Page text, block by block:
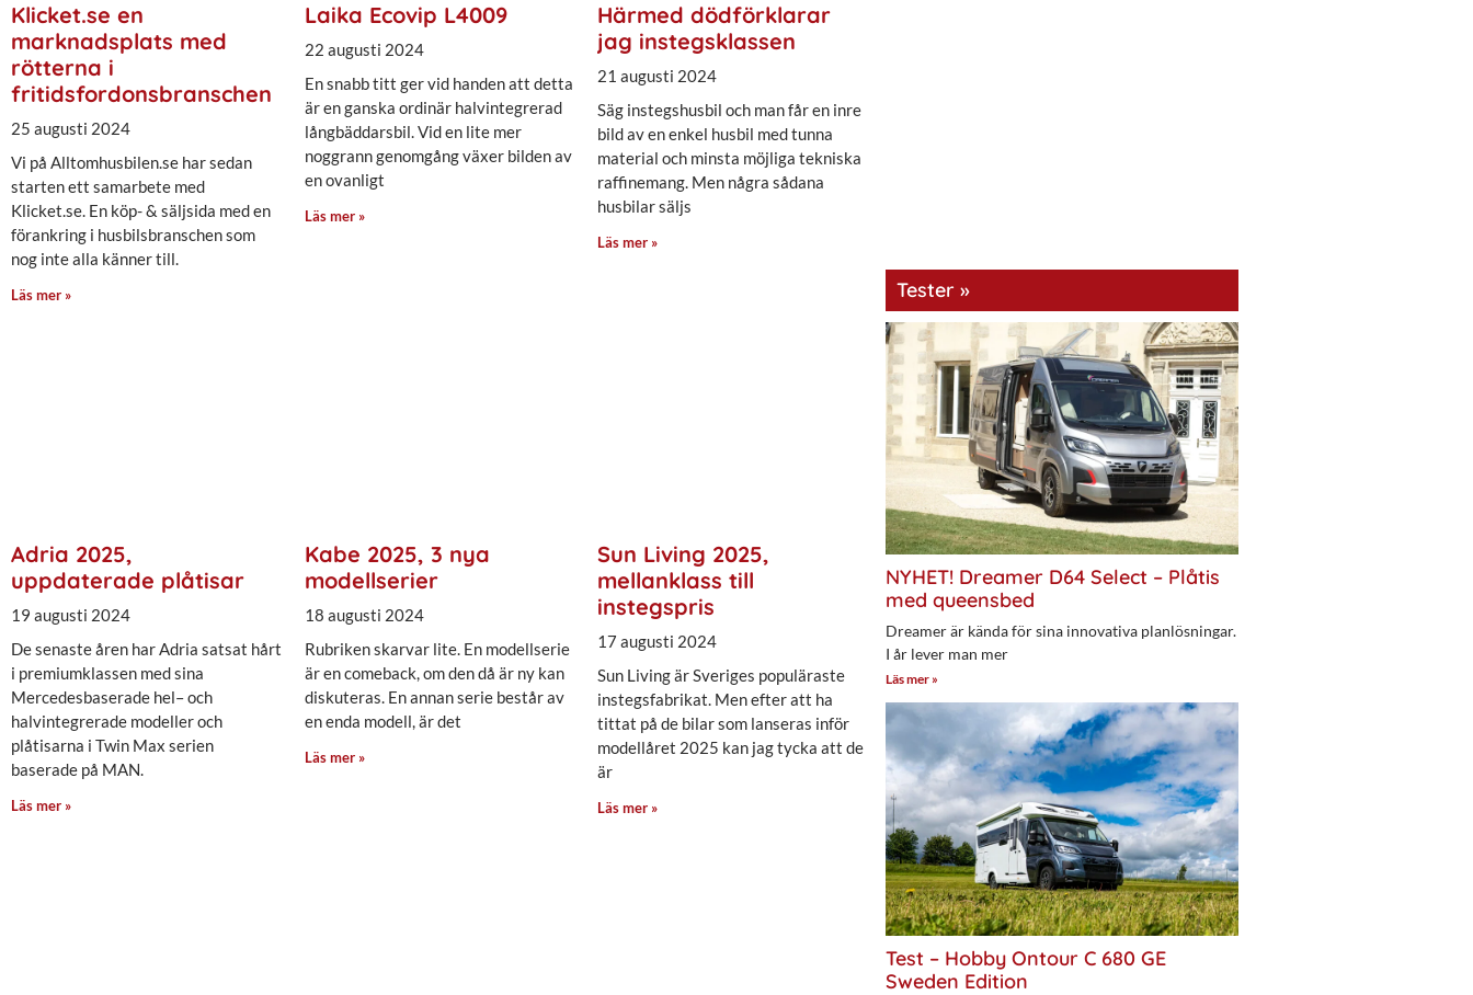
Klicket.se en
marknadsplats med
rötterna i
fritidsfordonsbranschen
25 augusti 2024
Vi på Alltomhusbilen.se har sedan
starten ett samarbete med
Klicket.se. En köp- & säljsida med en
förankring i husbilsbranschen som
nog inte alla känner till.
Läs mer »
Laika Ecovip L4009
22 augusti 2024
En snabb titt ger vid handen att detta
är en ganska ordinär halvintegrerad
långbäddarsbil. Vid en lite mer
noggrann genomgång växer bilden av
en ovanligt
Läs mer »
Härmed dödförklarar
jag instegsklassen
21 augusti 2024
Säg instegshusbil och man får en inre
bild av en enkel husbil med tunna
material och minsta möjliga tekniska
raffinemang. Men några sådana
husbilar säljs
Läs mer »
Adria 2025,
uppdaterade plåtisar
19 augusti 2024
De senaste åren har Adria satsat hårt
i premiumklassen med sina
Mercedesbaserade hel– och
halvintegrerade modeller och
plåtisarna i Twin Max serien
baserade på MAN.
Läs mer »
Kabe 2025, 3 nya
modellserier
18 augusti 2024
Rubriken skarvar lite. En modellserie
är en comeback, om den då är ny kan
diskuteras. En annan serie består av
en enda modell, är det
Läs mer »
Sun Living 2025,
mellanklass till
instegspris
17 augusti 2024
Sun Living är Sveriges populäraste
instegsfabrikat. Men efter att ha
tittat på de bilar som lanseras inför
modellåret 2025 kan jag tycka att de
är
Läs mer »
Tester »
NYHET! Dreamer D64 Select – Plåtis
med queensbed
Dreamer är kända för sina innovativa planlösningar.
I år lever man mer
Läs mer »
Test – Hobby Ontour C 680 GE
Sweden Edition